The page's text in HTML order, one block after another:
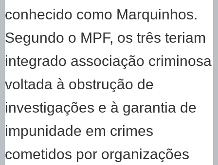
conhecido como Marquinhos.
Segundo o MPF, os três teriam
integrado associação criminosa
voltada à obstrução de
investigações e à garantia de
impunidade em crimes
cometidos por organizações